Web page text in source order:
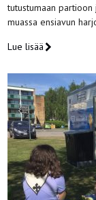
tutustumaan partioon
muassa ensiavun
Lue lisää